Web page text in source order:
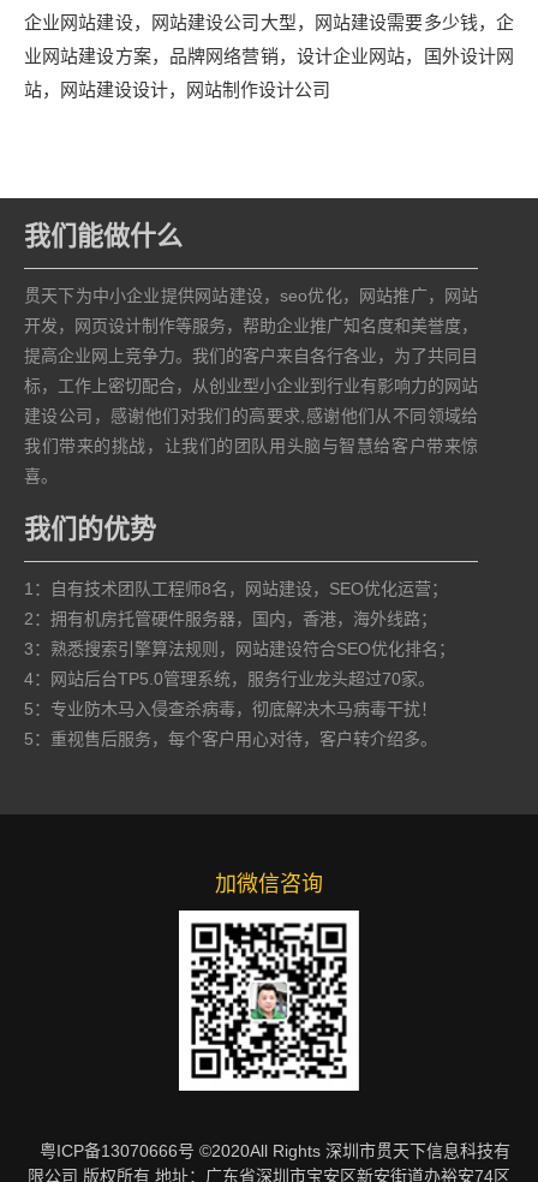
企业网站建设，网站建设公司大型，网站建设需要多少钱，企
业网站建设方案，品牌网络营销，设计企业网站，国外设计网
站，网站建设设计，网站制作设计公司
我们能做什么
贯天下为中小企业提供网站建设，seo优化，网站推广，网站
开发，网页设计制作等服务，帮助企业推广知名度和美誉度，
提高企业网上竞争力。我们的客户来自各行各业，为了共同目
标，工作上密切配合，从创业型小企业到行业有影响力的网站
建设公司，感谢他们对我们的高要求,感谢他们从不同领域给
我们带来的挑战，让我们的团队用头脑与智慧给客户带来惊
喜。
我们的优势
1：自有技术团队工程师8名，网站建设，SEO优化运营；
2：拥有机房托管硬件服务器，国内，香港，海外线路；
3：熟悉搜索引擎算法规则，网站建设符合SEO优化排名；
4：网站后台TP5.0管理系统，服务行业龙头超过70家。
5：专业防木马入侵查杀病毒，彻底解决木马病毒干扰！
5：重视售后服务，每个客户用心对待，客户转介绍多。
加微信咨询
粤ICP备13070666号 ©2020All Rights 深圳市贯天下信息科技有
限公司 版权所有 地址：广东省深圳市宝安区新安街道办裕安74区